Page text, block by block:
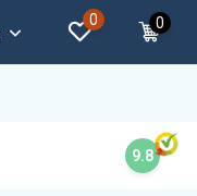
0 0
9.8